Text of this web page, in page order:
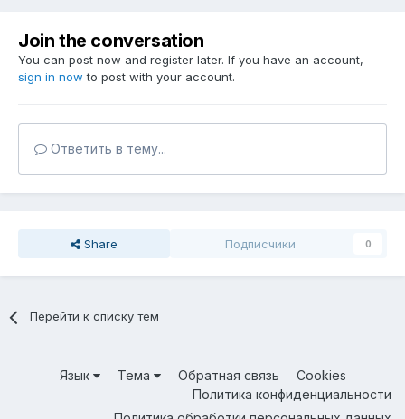
Join the conversation
You can post now and register later. If you have an account,
sign in now to post with your account.
Ответить в тему...
Share Подписчики 0
Перейти к списку тем
Язык Тема Обратная связь
Cookies
Политика конфиденциальности